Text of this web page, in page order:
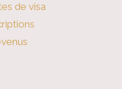
de visa